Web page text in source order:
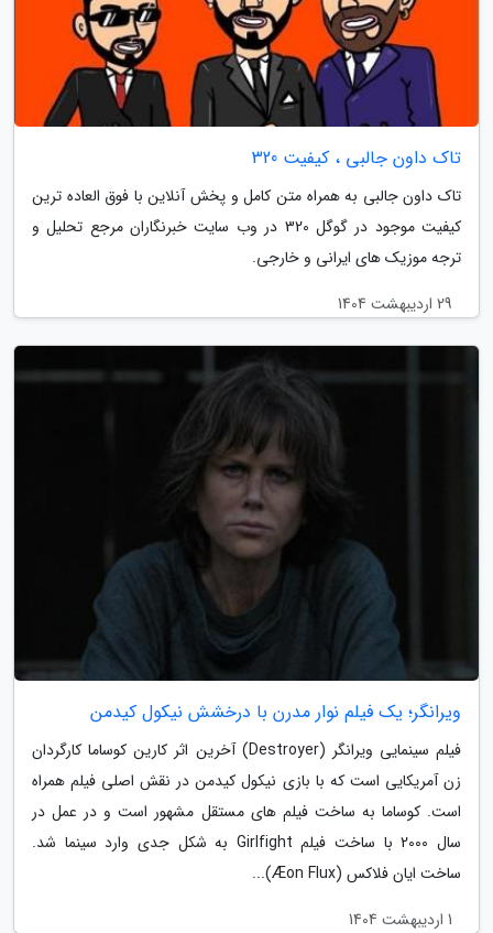
تاک داون جالبی ، کیفیت 320
تاک داون جالبی به همراه متن کامل و پخش آنلاین با فوق العاده ترین
کیفیت موجود در گوگل 320 در وب سایت خبرنگاران مرجع تحلیل و
ترجه موزیک های ایرانی و خارجی.
29 اردیبهشت 1404
ویرانگر؛ یک فیلم نوار مدرن با درخشش نیکول کیدمن
فیلم سینمایی ویرانگر (Destroyer) آخرین اثر کارین کوساما کارگردان
زن آمریکایی است که با بازی نیکول کیدمن در نقش اصلی فیلم همراه
است. کوساما به ساخت فیلم های مستقل مشهور است و در عمل در
سال 2000 با ساخت فیلم Girlfight به شکل جدی وارد سینما شد.
ساخت ایان فلاکس (Æon Flux)...
1 اردیبهشت 1404